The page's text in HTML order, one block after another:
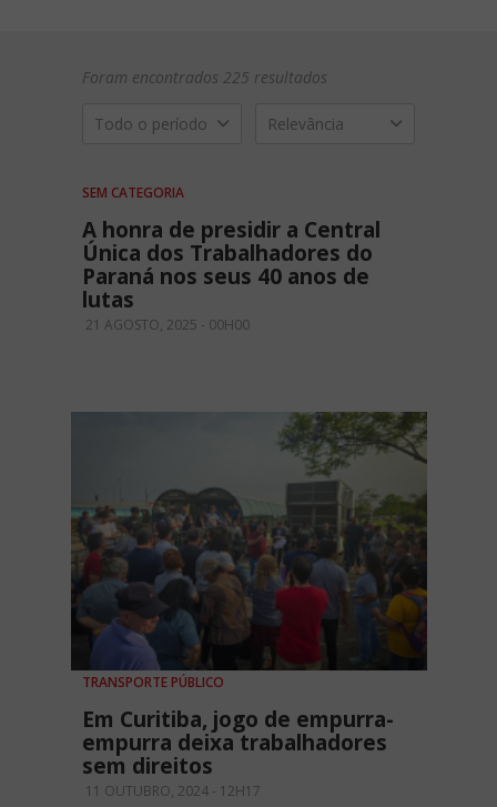
Foram encontrados 225 resultados
Todo o período Relevância
SEM CATEGORIA
A honra de presidir a Central
Única dos Trabalhadores do
Paraná nos seus 40 anos de
lutas
21 AGOSTO, 2025 - 00H00
TRANSPORTE PÚBLICO
Em Curitiba, jogo de empurra-
empurra deixa trabalhadores
sem direitos
11 OUTUBRO, 2024 - 12H17